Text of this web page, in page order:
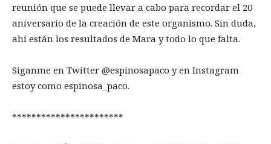
reunión que se puede llevar a cabo para recordar el 20
aniversario de la creación de este organismo. Sin duda,
ahí están los resultados de Mara y todo lo que falta.
Siganme en Twitter @espinosapaco y en Instagram
estoy como espinosa_paco.
***********************